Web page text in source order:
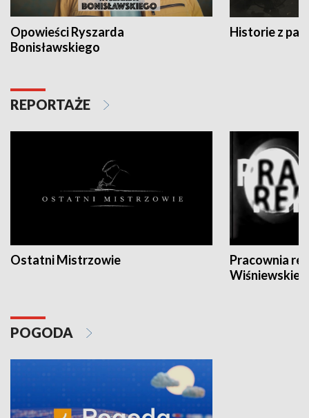
Opowieści Ryszarda
Bonisławskiego
Historie z
REPORTAŻE
Ostatni Mistrzowie
Pracownia
POGODA